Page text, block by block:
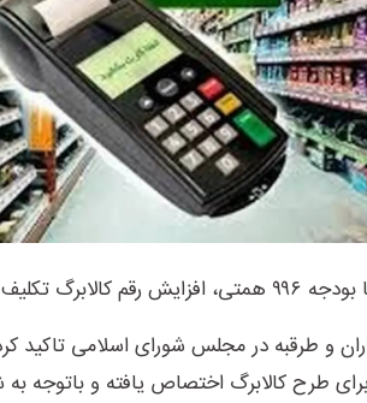
تکلیف قانونی است
و طرقبه در مجلس شورای اسلامی تاکید
همت برای طرح کالابرگ اختصاص یافته و